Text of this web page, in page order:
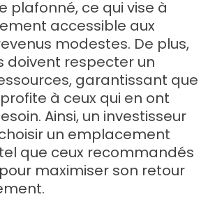
plafonné, ce qui vise à
accessible aux
modestes. De plus,
doivent respecter un
garantissant que
à ceux qui en ont
Ainsi, un investisseur
un emplacement
que ceux recommandés
maximiser son retour